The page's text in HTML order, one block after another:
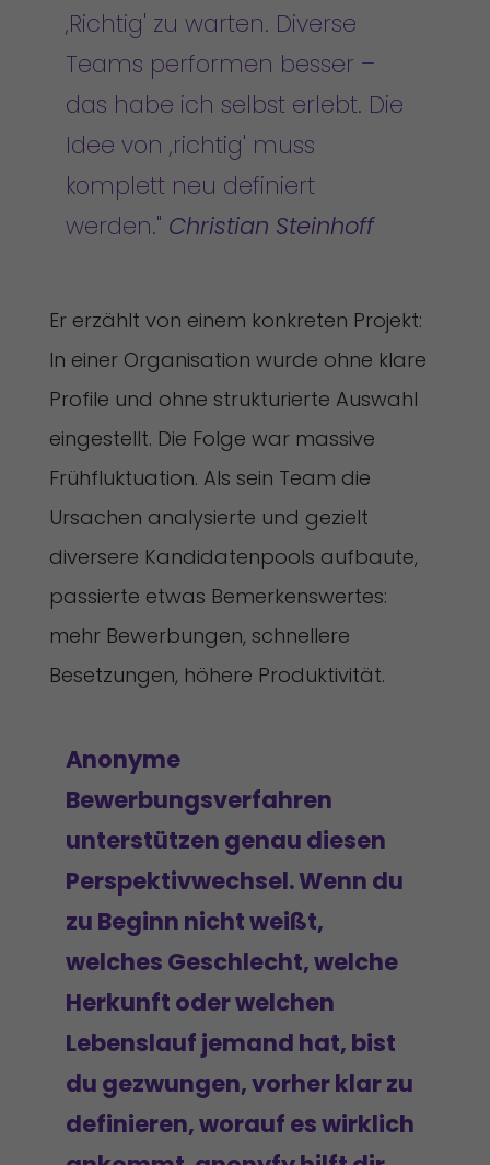
‚Richtig' zu warten. Diverse
Teams performen besser –
das habe ich selbst erlebt. Die
Idee von ‚richtig' muss
komplett neu definiert
werden." Christian Steinhoff
Er erzählt von einem konkreten Projekt:
In einer Organisation wurde ohne klare
Profile und ohne strukturierte Auswahl
eingestellt. Die Folge war massive
Frühfluktuation. Als sein Team die
Ursachen analysierte und gezielt
diversere Kandidatenpools aufbaute,
passierte etwas Bemerkenswertes:
mehr Bewerbungen, schnellere
Besetzungen, höhere Produktivität.
Anonyme
Bewerbungsverfahren
unterstützen genau diesen
Perspektivwechsel. Wenn du
zu Beginn nicht weißt,
welches Geschlecht, welche
Herkunft oder welchen
Lebenslauf jemand hat, bist
du gezwungen, vorher klar zu
definieren, worauf es wirklich